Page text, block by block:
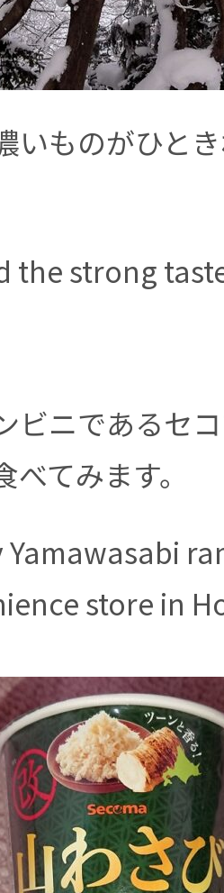
いものがひと
the strong
ビニであるセ
てみます。
store in